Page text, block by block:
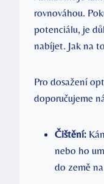
rovnováhou.
potenciálu, je
nabíjet. Jak na
Pro dosažení
doporučujeme
Čištění:
nebo ho
do země